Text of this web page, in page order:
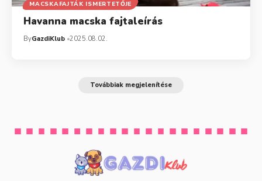
MACSKAFAJTÁK ISMERTETŐJE
Havanna macska fajtaleírás
ByGazdiKlub 2025.08.02.
Továbbiak megjelenítése